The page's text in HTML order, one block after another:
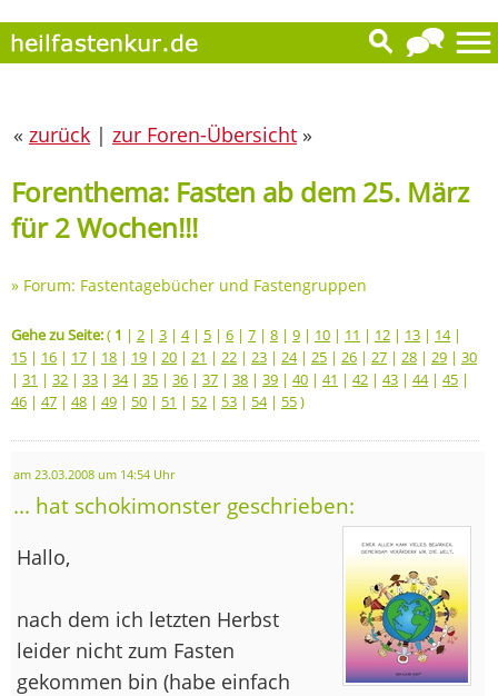
« zurück | zur Foren-Übersicht »
Forenthema: Fasten ab dem 25. März
für 2 Wochen!!!
» Forum: Fastentagebücher und Fastengruppen
Gehe zu Seite:( 1 | 2 | 3 | 4| 5 | 6 | 7 | 8 | 9 | 10 | 11 | 12 | 13 | 14|
15 | 16 | 17 | 18 | 19 | 20 | 21 | 22 | 23 | 24| 25 | 26 | 27 | 28 | 29 | 30
| 31 | 32 | 33 | 34| 35 | 36 | 37 | 38 | 39 | 40 | 41 | 42 | 43 | 44| 45 |
46 | 47 | 48 | 49 | 50 | 51 | 52 | 53 | 54| 55)
am 23.03.2008 um 14:54 Uhr
... hat schokimonster geschrieben:
Hallo,
nach dem ich letzten Herbst
leider nicht zum Fasten
gekommen bin (habe einfach